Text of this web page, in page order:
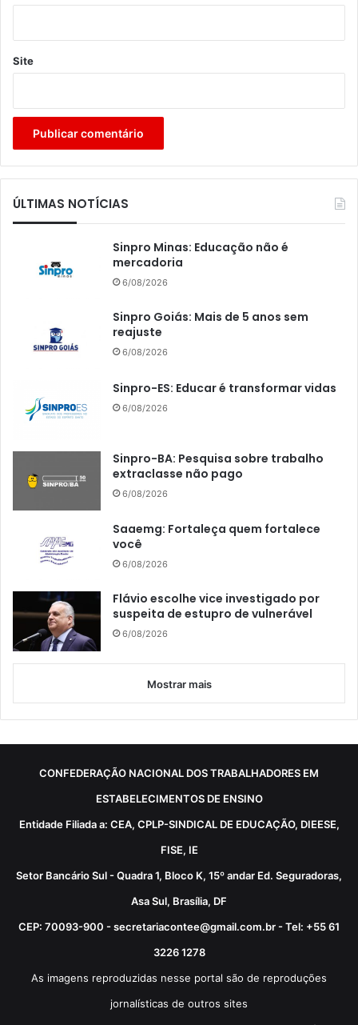
Site
ÚLTIMAS NOTÍCIAS
Sinpro Minas: Educação não é
mercadoria
6/08/2026
Sinpro Goiás: Mais de 5 anos sem
reajuste
6/08/2026
Sinpro-ES: Educar é transformar vidas
6/08/2026
Sinpro-BA: Pesquisa sobre trabalho
extraclasse não pago
6/08/2026
Saaemg: Fortaleça quem fortalece
você
6/08/2026
Flávio escolhe vice investigado por
suspeita de estupro de vulnerável
6/08/2026
Mostrar mais
CONFEDERAÇÃO NACIONAL DOS TRABALHADORES EM
ESTABELECIMENTOS DE ENSINO
Entidade Filiada a: CEA, CPLP-SINDICAL DE EDUCAÇÃO, DIEESE,
FISE, IE
Setor Bancário Sul - Quadra 1, Bloco K, 15º andar Ed. Seguradoras,
Asa Sul, Brasília, DF
CEP: 70093-900 - secretariacontee@gmail.com.br - Tel: +55 61
3226 1278
As imagens reproduzidas nesse portal são de reproduções
jornalísticas de outros sites